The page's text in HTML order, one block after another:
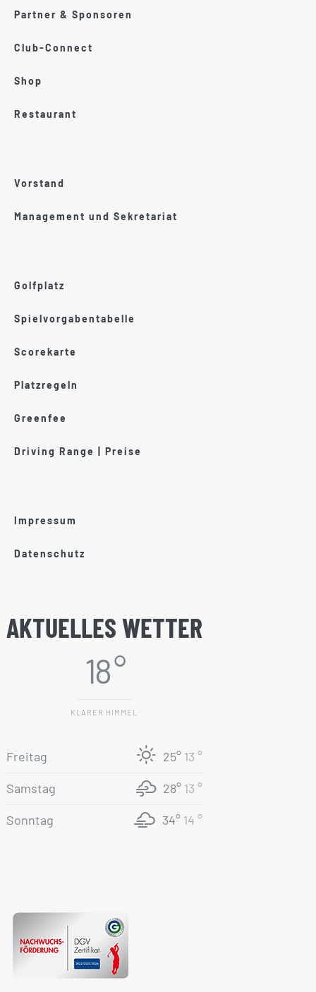
Partner & Sponsoren
Club-Connect
Shop
Restaurant
Vorstand
Management und Sekretariat
Golfplatz
Spielvorgabentabelle
Scorekarte
Platzregeln
Greenfee
Driving Range | Preise
Impressum
Datenschutz
AKTUELLES WETTER
18 °
KLARER HIMMEL
Freitag 25° 13 °
Samstag 28° 13 °
Sonntag 34° 14 °